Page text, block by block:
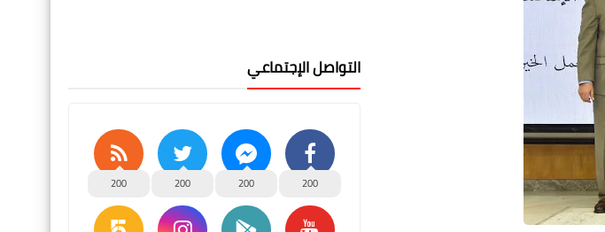
التواصل الإجتماعي
200
200
200
200